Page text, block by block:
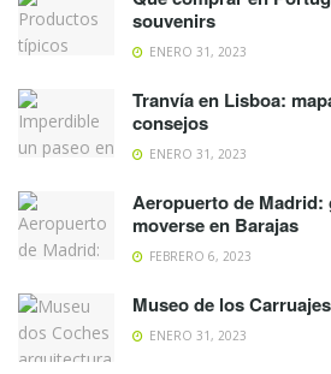
souvenirs
ENERO 31, 2023
Tranvía en Lisboa:
consejos
ENERO 31, 2023
Aeropuerto de Madrid:
moverse en Barajas
FEBRERO 6, 2023
Museo de los
ENERO 31, 2023